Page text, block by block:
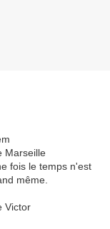
Marseille
fois le temps n'est
même.
Victor